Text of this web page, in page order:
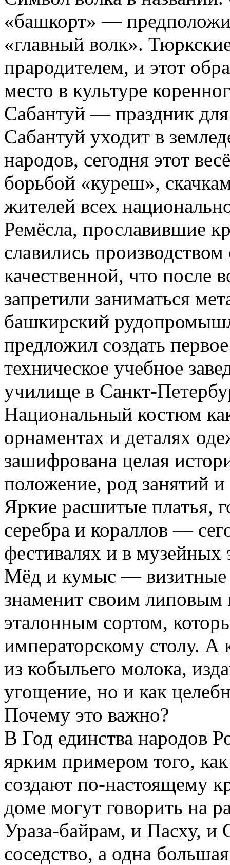
«башкорт» —
«главный волк».
прародителем, и этот
место в культуре
Сабантуй — праздник
Сабантуй уходит в
народов, сегодня этот
борьбой «куреш»,
жителей всех
Ремёсла, прославившие
славились
качественной, что после
запретили заниматься
башкирский
предложил создать
техническое учебное
училище в Санкт-
Национальный костюм
орнаментах и деталях
зашифрована целая
положение, род занятий
Яркие расшитые платья,
серебра и кораллов —
фестивалях и в музейных
Мёд и кумыс — визитные
знаменит своим
эталонным сортом,
императорскому столу.
из кобыльего молока,
угощение, но и как
Почему это важно?
В Год единства народов
ярким примером того,
создают по-настоящему
доме могут говорить на
Ураза-байрам, и Пасху, и
соседство, а одна